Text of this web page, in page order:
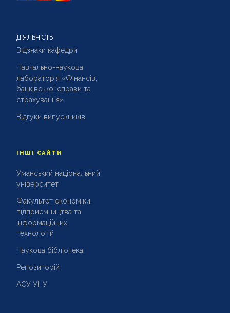
ДІЯЛЬНІСТЬ
Відзнаки кафедри
Навчально-наукова
лабораторія «Фінансів,
банківської справи та
страхування»
Відгуки випускників
ІНШІ САЙТИ
Уманський національний
університет
Факультет економіки,
підприємництва та
інформаційних
технологій
Наукова бібліотека
Репозиторій
АСУ УНУ